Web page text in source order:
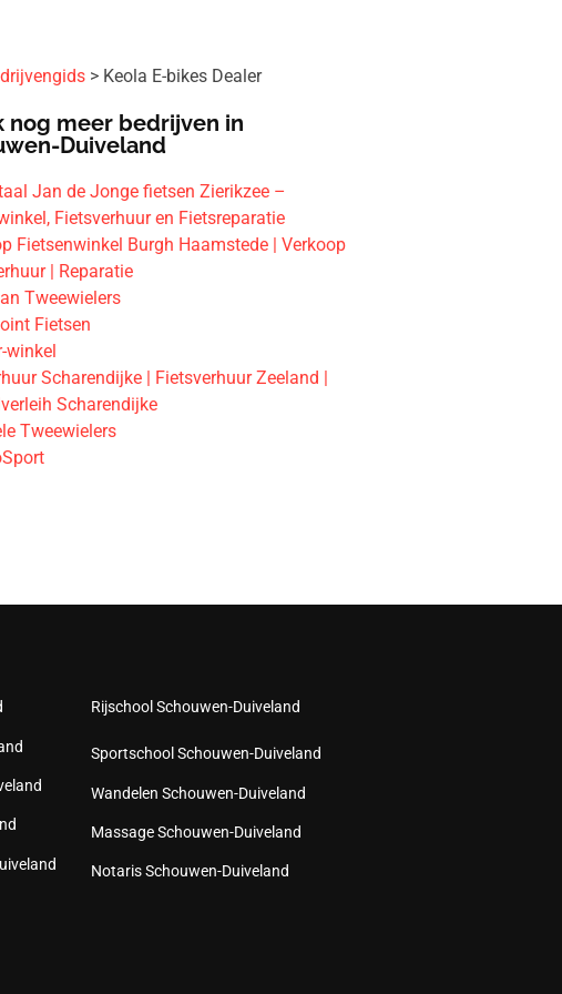
Keola E-bikes Dealer
nog meer bedrijven in
Duiveland
Jan de Jonge fietsen Zierikzee –
Fietsverhuur en Fietsreparatie
Fietsenwinkel Burgh Haamstede | Verkoop
| Reparatie
Tweewielers
Fietsen
winkel
Scharendijke | Fietsverhuur Zeeland |
Scharendijke
Tweewielers
Rijschool Schouwen-Duiveland
Sportschool Schouwen-Duiveland
Wandelen Schouwen-Duiveland
Massage Schouwen-Duiveland
Notaris Schouwen-Duiveland